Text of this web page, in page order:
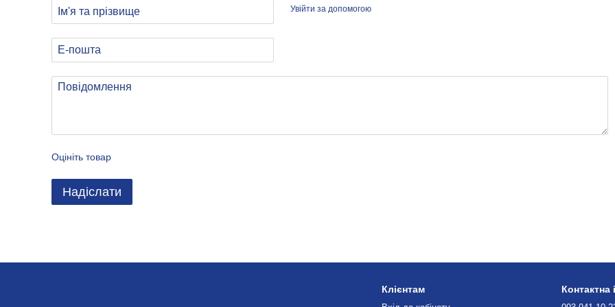
Увійти за допомогою
Оцініть товар
Надіслати
Клієнтам Контактна